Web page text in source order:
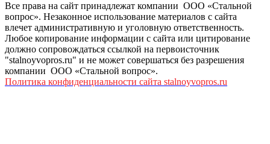
Все права на сайт принадлежат компании ООО «Стальной
вопрос». Незаконное использование материалов с сайта
влечет административную и уголовную ответственность.
Любое копирование информации с сайта или цитирование
должно сопровождаться ссылкой на первоисточник
"stalnoyvopros.ru" и не может совершаться без разрешения
компании ООО «Стальной вопрос».
Политика конфиденциальности сайта stalnoyvopros.ru